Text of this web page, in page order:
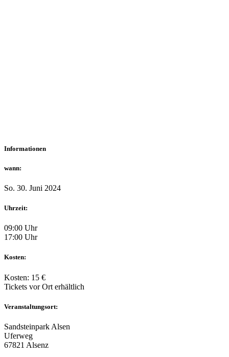
Informationen
wann:
So. 30. Juni 2024
Uhrzeit:
09:00 Uhr
17:00 Uhr
Kosten:
Kosten: 15 €
Tickets vor Ort erhältlich
Veranstaltungsort:
Sandsteinpark Alsen
Uferweg
67821 Alsenz